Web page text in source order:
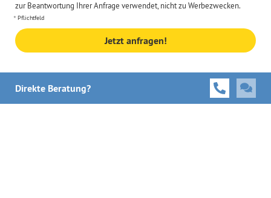
zur Beantwortung Ihrer Anfrage verwendet, nicht zu Werbezwecken.
Pflichtfeld
Jetzt anfragen!
Direkte Beratung?